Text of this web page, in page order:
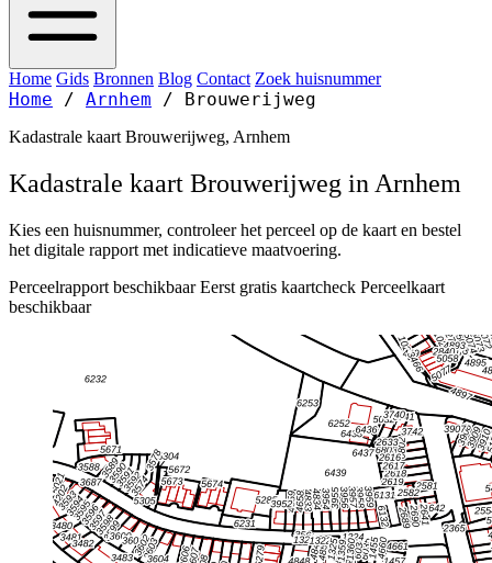
Home Gids Bronnen Blog Contact Zoek huisnummer
Home / Arnhem / Brouwerijweg
Kadastrale kaart Brouwerijweg, Arnhem
Kadastrale kaart Brouwerijweg in Arnhem
Kies een huisnummer, controleer het perceel op de kaart en bestel
het digitale rapport met indicatieve maatvoering.
Perceelrapport beschikbaar Eerst gratis kaartcheck Perceelkaart
beschikbaar